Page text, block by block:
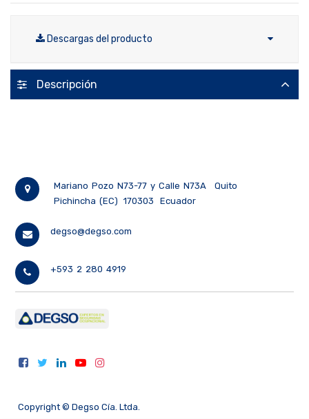
Descargas del producto
Descripción
Mariano Pozo N73-77 y Calle N73A
Quito
Pichincha (EC)
170303 Ecuador
degso@degso.com
+593 2 280 4919
Copyright © Degso Cía. Ltda.